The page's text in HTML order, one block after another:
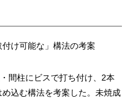
け可能な」構法の考案
間柱にビスで打ち付け、2本
込む構法を考案した。未焼成